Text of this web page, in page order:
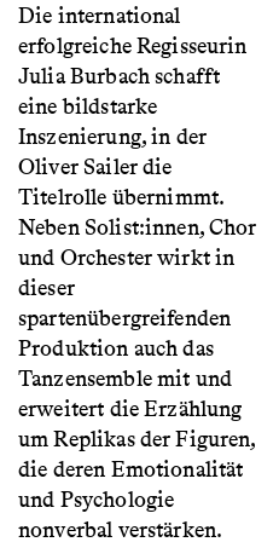
Die international
erfolgreiche Regisseurin
Julia Burbach schafft
eine bildstarke
Inszenierung, in der
Oliver Sailer die
Titelrolle übernimmt.
Neben Solist:innen, Chor
und Orchester wirkt in
dieser
spartenübergreifenden
Produktion auch das
Tanzensemble mit und
erweitert die Erzählung
um Replikas der Figuren,
die deren Emotionalität
und Psychologie
nonverbal verstärken.